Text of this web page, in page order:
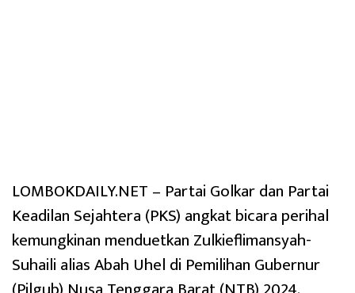
LOMBOKDAILY.NET – Partai Golkar dan Partai
Keadilan Sejahtera (PKS) angkat bicara perihal
kemungkinan menduetkan Zulkieflimansyah-
Suhaili alias Abah Uhel di Pemilihan Gubernur